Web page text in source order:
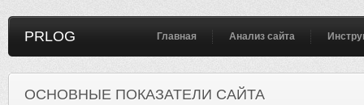
PRLOG Главная Анализ сайта
ОСНОВНЫЕ ПОКАЗАТЕЛИ САЙТА